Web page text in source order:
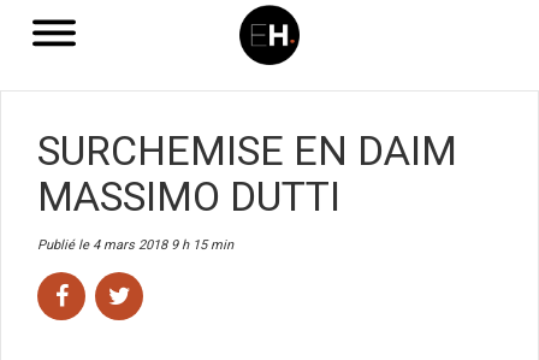
SURCHEMISE EN DAIM
MASSIMO DUTTI
Publié le 4 mars 2018 9 h 15 min